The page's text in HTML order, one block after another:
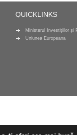
QUICKLINKS
Ministerul Investițiilor și
Uniunea Europeana